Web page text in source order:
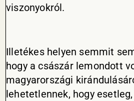
viszonyokról.
Illetékes helyen semmit
hogy a császár lemondott
magyarországi
lehetetlennek, hogy